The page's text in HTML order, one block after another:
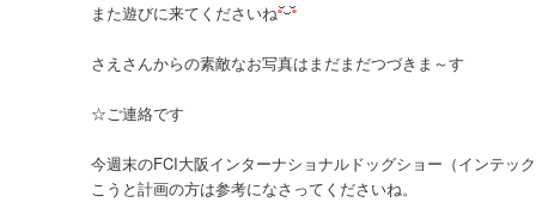
また遊びに来てくださいね
さえさんからの素敵なお写真はまだまだつづきま～す
☆ご連絡です
今週末のFCI大阪インターナショナルドッグショー（インテッ
こうと計画の方は参考になさってくださいね。